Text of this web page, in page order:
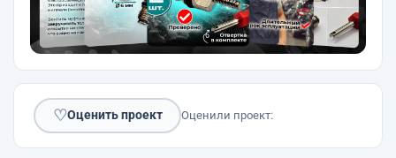
♡Оценить проект Оценили проект: